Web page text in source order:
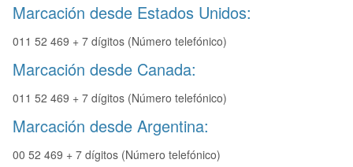
Marcación desde Estados Unidos:
011 52 469 + 7 dígitos (Número telefónico)
Marcación desde Canada:
011 52 469 + 7 dígitos (Número telefónico)
Marcación desde Argentina:
00 52 469 + 7 dígitos (Número telefónico)